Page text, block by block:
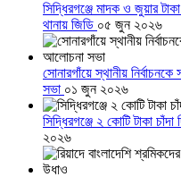
সিদ্ধিরগঞ্জে মাদক ও জুয়ার
থানায় জিডি ০৫ জুন ২০২৬
সোনারগাঁয়ে স্থানীয়
সভা ০১ জুন ২০২৬
সিদ্ধিরগঞ্জে ২ কোটি টাকা
২০২৬